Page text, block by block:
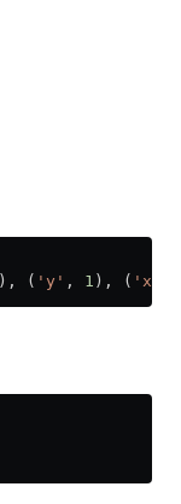
), ( 'y' , 1 ), ( 'x'